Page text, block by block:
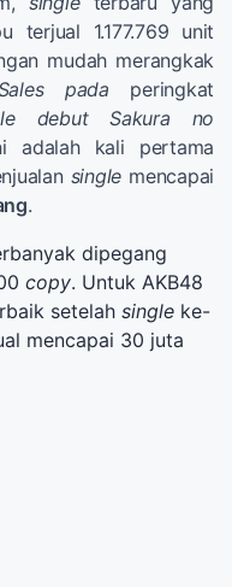
terjual 1.177.769 unit
mudah merangkak
pada peringkat
debut
Sakura no
kali pertama
single mencapai
.
dipegang
copy. Untuk AKB48
setelah single ke-
mencapai 30 juta